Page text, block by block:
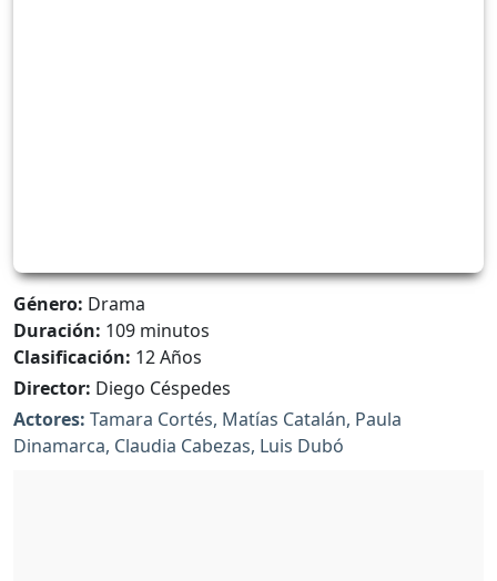
Género: Drama
Duración: 109 minutos
Clasificación: 12 Años
Director: Diego Céspedes
Actores: Tamara Cortés, Matías Catalán, Paula
Dinamarca, Claudia Cabezas, Luis Dubó